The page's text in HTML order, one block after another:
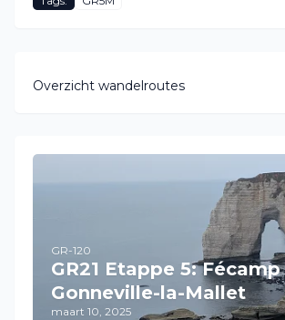
Overzicht wandelroutes
GR-120
GR21 Etappe 5: Fécamp
Gonneville-la-Mallet
maart 10, 2025